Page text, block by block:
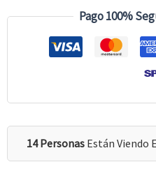
Pago 100%
14 Personas Están Viendo